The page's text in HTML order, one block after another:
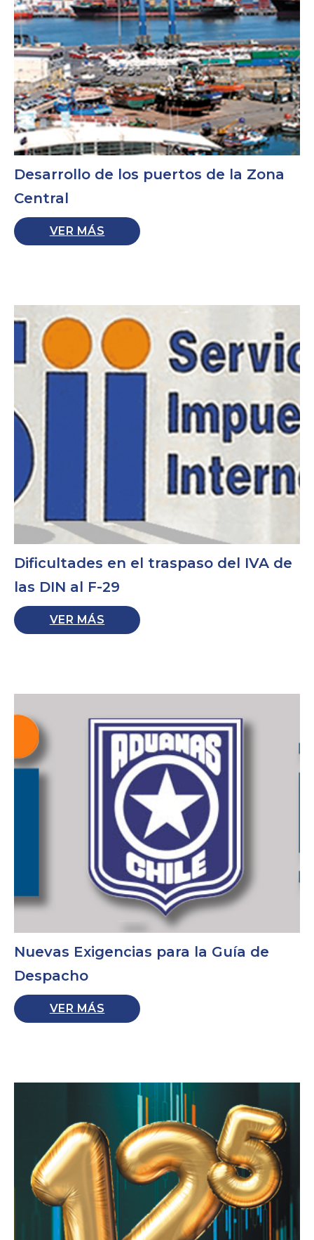
Desarrollo de los puertos de la Zona
Central
VER MÁS
Dificultades en el traspaso del IVA de
las DIN al F-29
VER MÁS
Nuevas Exigencias para la Guía de
Despacho
VER MÁS